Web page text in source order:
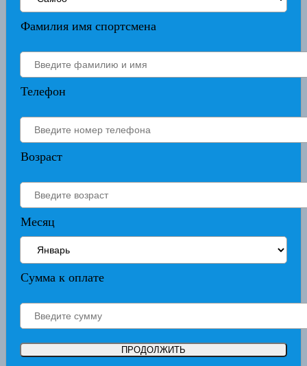
Фамилия имя спортсмена
Телефон
Возраст
Месяц
Сумма к оплате
ПРОДОЛЖИТЬ